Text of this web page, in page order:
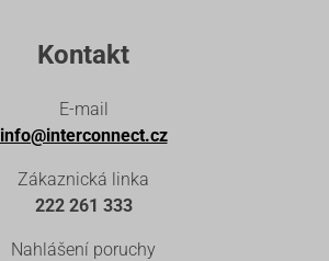
Kontakt
E-mail
info@interconnect.cz
Zákaznická linka
222 261 333
Nahlášení poruchy